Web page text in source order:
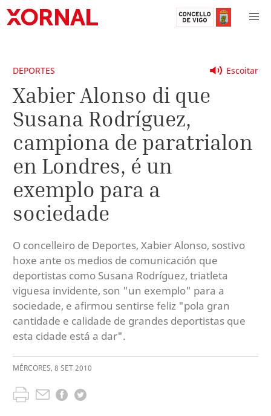
Escoitar
DEPORTES
Xabier Alonso di que
Susana Rodríguez,
campiona de paratrialon
en Londres, é un
exemplo para a
sociedade
O concelleiro de Deportes, Xabier Alonso, sostivo
hoxe ante os medios de comunicación que
deportistas como Susana Rodríguez, triatleta
viguesa invidente, son "un exemplo" para a
sociedade, e afirmou sentirse feliz "pola gran
cantidade e calidade de grandes deportistas que
esta cidade está a dar".
MÉRCORES, 8 SET2010